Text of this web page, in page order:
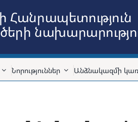
Հանրապետություն
Նորություններ Անձնակազմի